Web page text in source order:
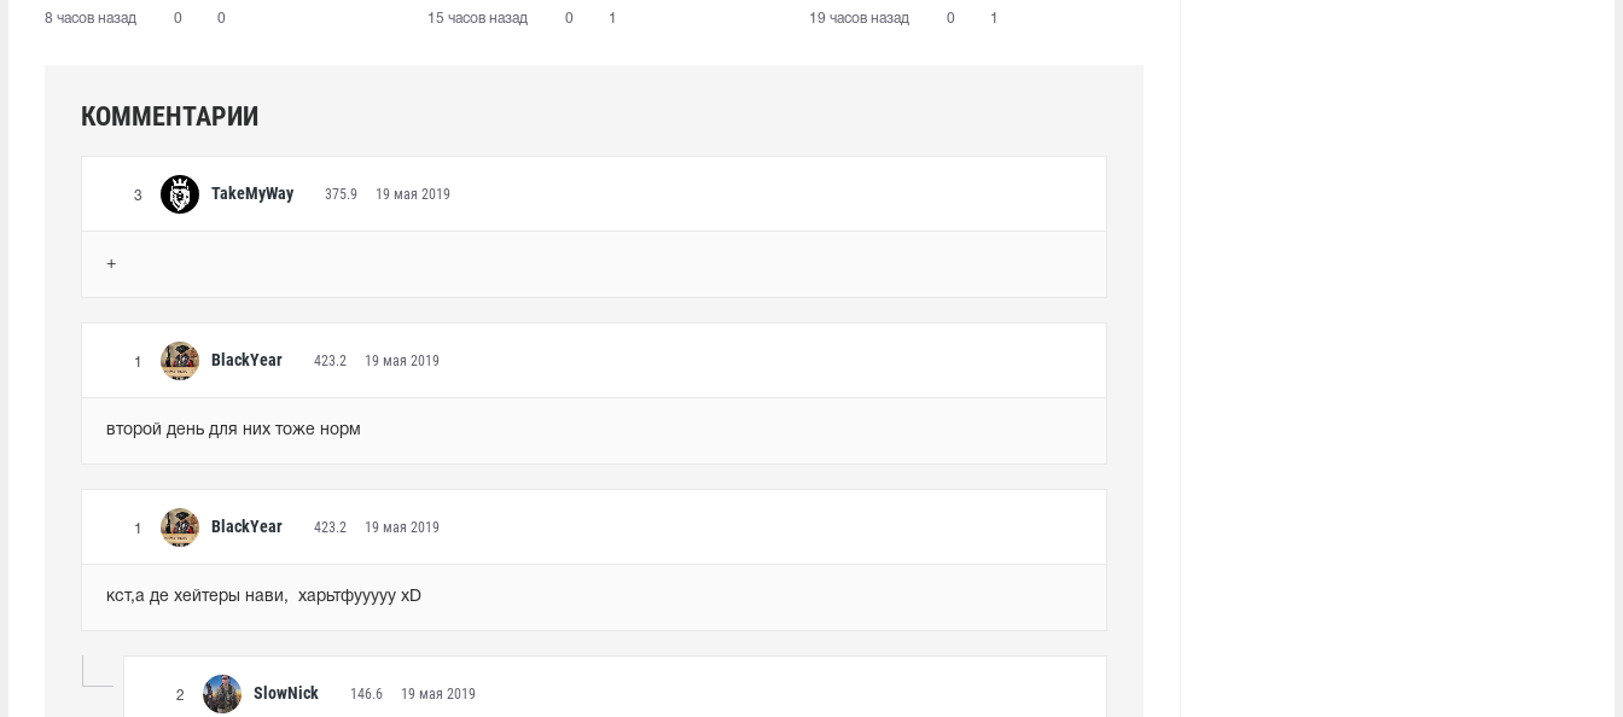
8 часов назад 0 0 15 часов назад 0 1 19 часов назад 0 1
КОММЕНТАРИИ
3 TakeMyWay 375.9 19 мая 2019
+
1 BlackYear 423.2 19 мая 2019
второй день для них тоже норм
1 BlackYear 423.2 19 мая 2019
кст,а де хейтеры нави,  харьтфууууу xD
2 SlowNick 146.6 19 мая 2019